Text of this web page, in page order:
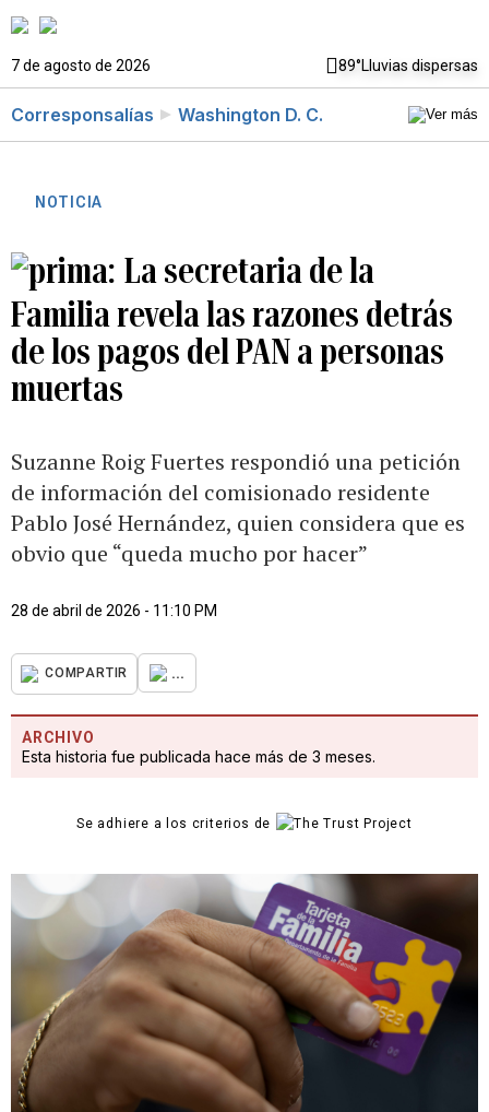
7 de agosto de 2026 89°Lluvias dispersas
Corresponsalías Washington D. C.
NOTICIA
La secretaria de la
Familia revela las razones detrás
de los pagos del PAN a personas
muertas
Suzanne Roig Fuertes respondió una petición
de información del comisionado residente
Pablo José Hernández, quien considera que es
obvio que “queda mucho por hacer”
28 de abril de 2026 - 11:10 PM
COMPARTIR ...
ARCHIVO
Esta historia fue publicada hace más de 3 meses.
Se adhiere a los criterios de